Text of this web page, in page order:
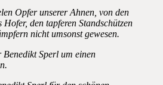
Opfer unserer Ahnen, von den
den tapferen Standschützen
nicht umsonst gewesen.
Sperl um einen